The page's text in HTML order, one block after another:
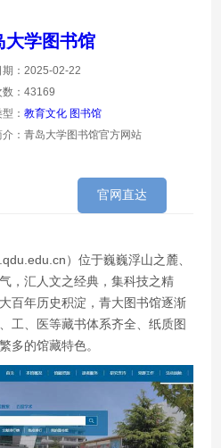
大学图书馆
期：2025-02-22
数：43169
型：教育文化 图书馆
介：青岛大学图书馆官方网站
官网直达
）位于巍巍浮山之麓、
，汇人文之经典，集科技之精
百年历史积淀，青大图书馆逐渐
工、医等藏书体系齐全、纸质图
多的馆藏特色。